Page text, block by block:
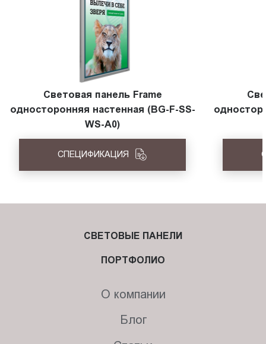
Световая панель Frame
односторонняя настенная (BG-F-SS-
WS-A0)
СПЕЦИФИКАЦИЯ
СВЕТОВЫЕ ПАНЕЛИ
ПОРТФОЛИО
О компании
Блог